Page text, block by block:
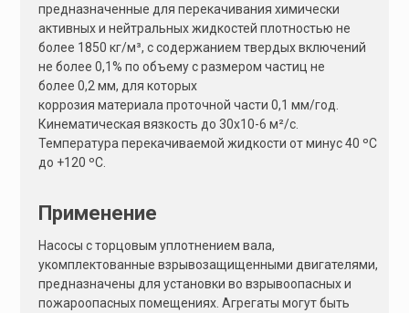
предназначенные для перекачивания химически
активных и нейтральных жидкостей плотностью не
более 1850 кг/м³, с содержанием твердых включений
не более 0,1% по объему с размером частиц не
более 0,2 мм, для которых
коррозия материала проточной части 0,1 мм/год.
Кинематическая вязкость до 30х10-6 м²/с.
Температура перекачиваемой жидкости от минус 40 ºС
до +120 ºС.
Применение
Насосы с торцовым уплотнением вала,
укомплектованные взрывозащищенными двигателями,
предназначены для установки во взрывоопасных и
пожароопасных помещениях. Агрегаты могут быть